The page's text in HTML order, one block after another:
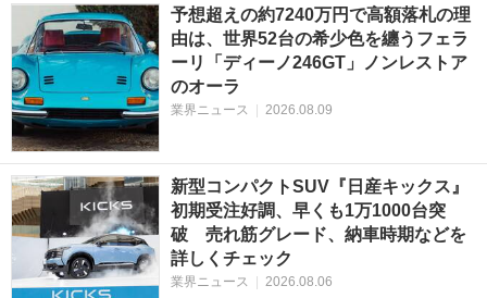
予想超えの約7240万円で高額落札の理
由は、世界52台の希少色を纏うフェラ
ーリ「ディーノ246GT」ノンレストア
のオーラ
業界ニュース 2026.08.09
新型コンパクトSUV『日産キックス』
初期受注好調、早くも1万1000台突
破 売れ筋グレード、納車時期などを
詳しくチェック
業界ニュース 2026.08.06